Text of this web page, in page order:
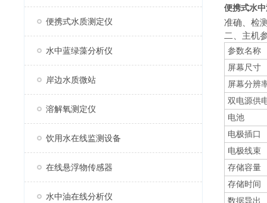
便携式水质测定仪
水中蓝绿藻分析仪
岸边水质微站
溶解氧测定仪
饮用水在线监测设备
在线悬浮物传感器
水中油在线分析仪
便携式水
准确、检
二、主机
参数名称
屏幕尺寸
屏幕分辨
双电源供
电池
电极插口
电极线束
存储容量
存储时间
数据导出